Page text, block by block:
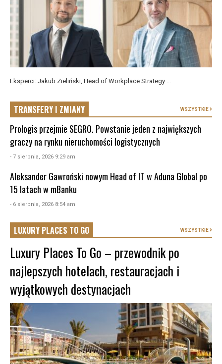
Eksperci: Jakub Zieliński, Head of Workplace Strategy ...
TRANSFERY I ZMIANY WSZYSTKIE
Prologis przejmie SEGRO. Powstanie jeden z największych
graczy na rynku nieruchomości logistycznych
- 7 sierpnia, 2026 9:29 am
Aleksander Gawroński nowym Head of IT w Aduna Global po
15 latach w mBanku
- 6 sierpnia, 2026 8:54 am
LUXURY PLACES TO GO WSZYSTKIE
Luxury Places To Go – przewodnik po
najlepszych hotelach, restauracjach i
wyjątkowych destynacjach